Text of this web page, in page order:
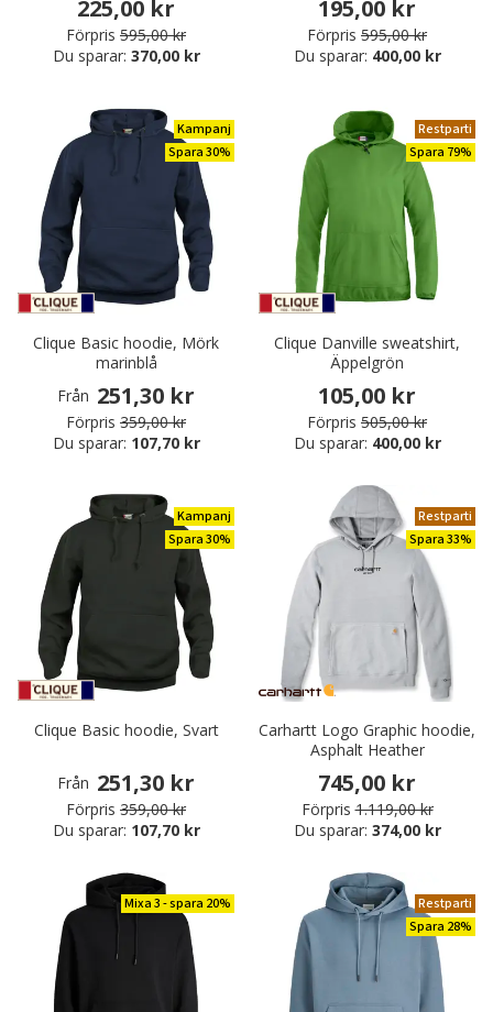
225,00 kr
Förpris 595,00 kr
Du sparar: 370,00 kr
195,00 kr
Förpris 595,00 kr
Du sparar: 400,00 kr
Kampanj
Spara 30%
Clique Basic hoodie, Mörk
marinblå
Från 251,30 kr
Förpris 359,00 kr
Du sparar: 107,70 kr
Restparti
Spara 79%
Clique Danville sweatshirt,
Äppelgrön
105,00 kr
Förpris 505,00 kr
Du sparar: 400,00 kr
Kampanj
Spara 30%
Clique Basic hoodie, Svart
Från 251,30 kr
Förpris 359,00 kr
Du sparar: 107,70 kr
Restparti
Spara 33%
Carhartt Logo Graphic hoodie,
Asphalt Heather
745,00 kr
Förpris 1.119,00 kr
Du sparar: 374,00 kr
Mixa 3 - spara 20%
Restparti
Spara 28%